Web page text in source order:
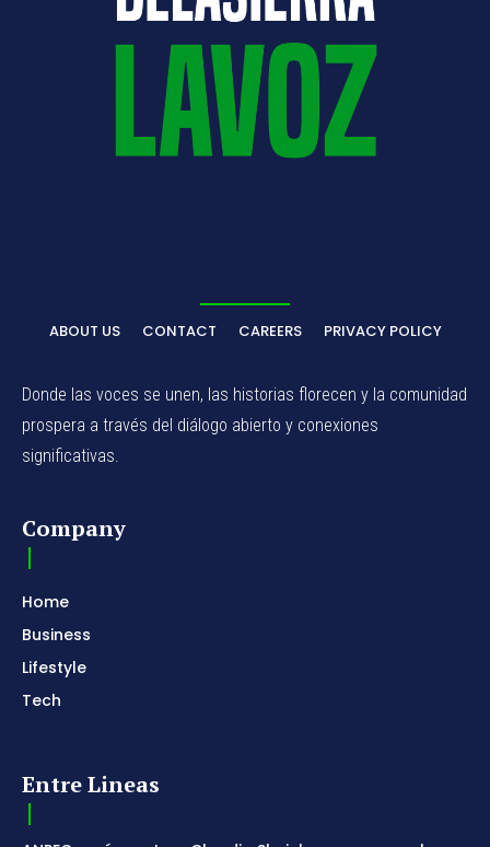
ABOUT US CONTACT CAREERS PRIVACY POLICY
Donde las voces se unen, las historias florecen y la comunidad
prospera a través del diálogo abierto y conexiones
significativas.
Company
Home
Business
Lifestyle
Tech
Entre Lineas